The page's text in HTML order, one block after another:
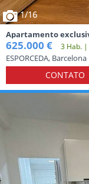
1/16
Apartamento
Barcelona
625.000 € 3 Hab.
ESPORCEDA, Barcelona
CONTATO